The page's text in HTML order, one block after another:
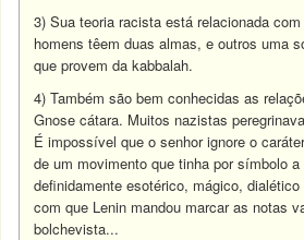
3) Sua teoria racista está relacionada
homens têem duas almas, e outros uma
que provem da kabbalah.
4) Também são bem conhecidas as
Gnose cátara. Muitos nazistas
É impossível que o senhor ignore o
de um movimento que tinha por símbolo
definidamente esotérico, mágico,
com que Lenin mandou marcar as notas
bolchevista...